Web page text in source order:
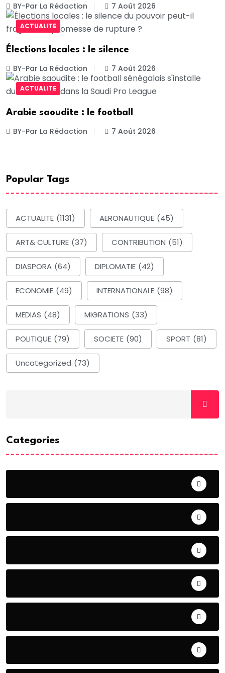
BY-Par La Rédaction 7 Août 2026
ACTUALITE
Élections locales : le silence
BY-Par La Rédaction 7 Août 2026
ACTUALITE
Arabie saoudite : le football
BY-Par La Rédaction 7 Août 2026
Popular Tags
ACTUALITE (1131) AERONAUTIQUE (45)
ART& CULTURE (37) CONTRIBUTION (51)
DIASPORA (64) DIPLOMATIE (42)
ECONOMIE (49) INTERNATIONALE (98)
MEDIAS (48) MIGRATIONS (33)
POLITIQUE (79) SOCIETE (90) SPORT (81)
Uncategorized (73)
Categories